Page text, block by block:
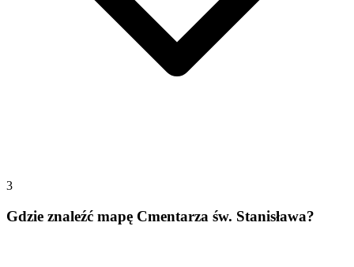
3
Gdzie znaleźć mapę Cmentarza św. Stanisława?